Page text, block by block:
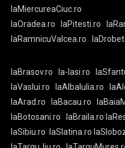
laMiercureaCiuc.ro
laOradea.ro
laPitesti.ro
laRamnicuValcea.ro
laBrasov.ro la-Iasi.ro
laVaslui.ro
laAlbaIulia.ro
laArad.ro
laBacau.ro
laBotosani.ro
laBraila.ro
laSibiu.ro
laSlatina.ro